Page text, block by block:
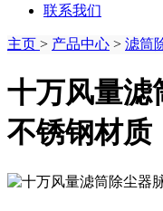
联系我们
主页 > 产品中心 > 滤筒
十万风量滤
不锈钢材质